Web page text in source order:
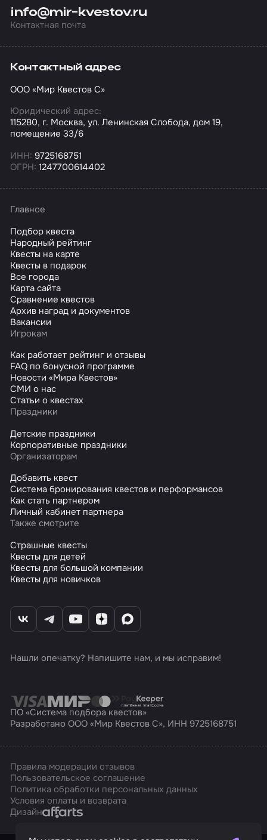
info@mir-kvestov.ru
Контактная почта
Контактный адрес
ООО «Мир Квестов С»
Юридический адрес:
115280, г. Москва, ул. Ленинская Слобода, дом 19,
помещение 33/6
ИНН: 9725168751
ОГРН: 1247700614402
Главное
Подбор квеста
Народный рейтинг
Квесты на карте
Квесты в подарок
Все города
Карта сайта
Сравнение квестов
Архив наград и документов
Вакансии
Игрокам
Как работает рейтинг и отзывы
FAQ по бонусной программе
Новости «Мира Квестов»
СМИ о нас
Статьи о квестах
Праздники
Детские праздники
Корпоративные праздники
Организаторам
Добавить квест
Система бронирования квестов и перформансов
Как стать партнером
Личный кабинет партнера
Также смотрите
Страшные квесты
Квесты для детей
Квесты для большой компании
Квесты для новичков
Нашли опечатку? Напишите нам, и мы исправим!
ПО «Система подбора квестов»
Разработано ООО «Мир Квестов С», ИНН 9725168751
Правила модерации отзывов
Пользовательское соглашение
Политика обработки персональных данных
Условия оплаты и возврата
ДизайнAffarts